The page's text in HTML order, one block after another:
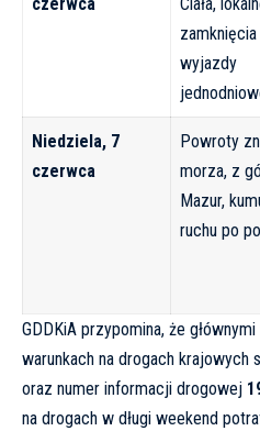
wyjazdy
Niedziela, 7
czerwca
Powroty
morza, z
Mazur,
ruchu po
GDDKiA przypomina, że
warunkach na drogach krajowych
oraz numer informacji drogowej
na drogach w długi weekend